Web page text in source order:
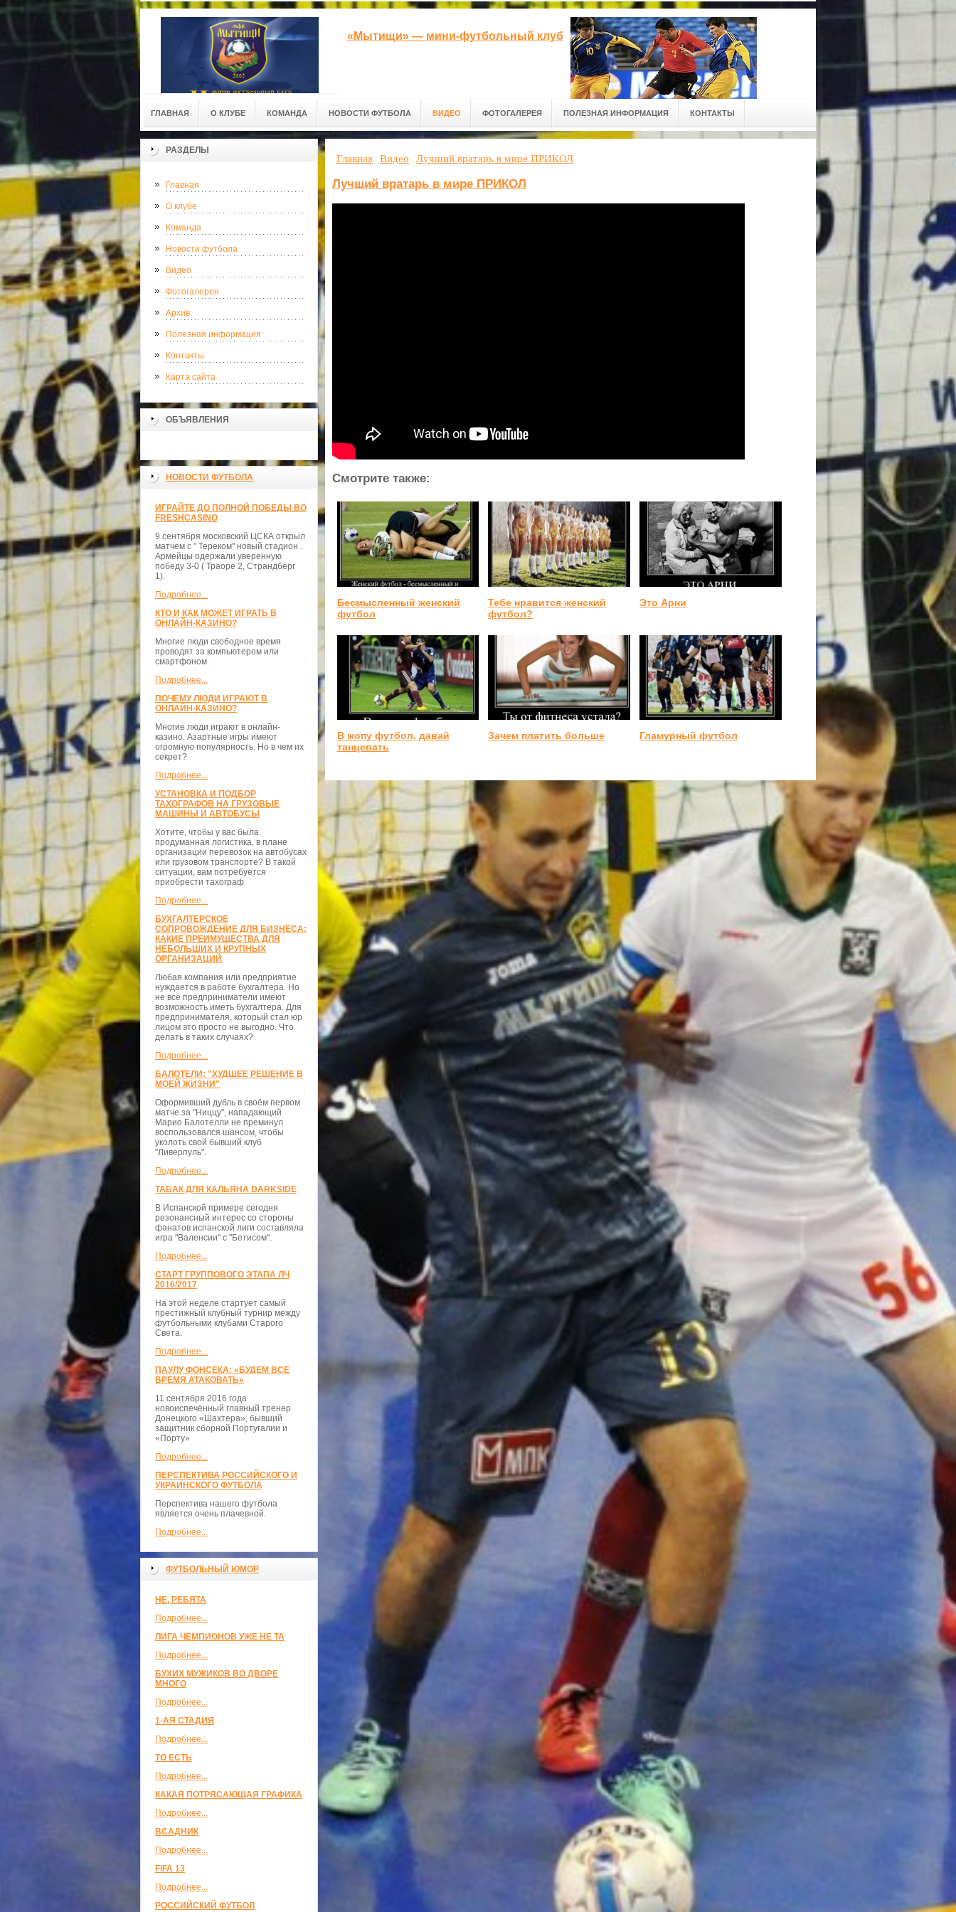
«Мытищи» — мини-футбольный клуб
ГЛАВНАЯ О КЛУБЕ КОМАНДА НОВОСТИ ФУТБОЛА ВИДЕО ФОТОГАЛЕРЕЯ ПОЛЕЗНАЯ ИНФОРМАЦИЯ КОНТАКТЫ
РАЗДЕЛЫ
Главная
О клубе
Команда
Новости футбола
Видео
Фотогалерея
Архив
Полезная информация
Контакты
Карта сайта
ОБЪЯВЛЕНИЯ
НОВОСТИ ФУТБОЛА
ИГРАЙТЕ ДО ПОЛНОЙ ПОБЕДЫ ВО
FRESHCASINO
9 сентября московский ЦСКА открыл
матчем с " Тереком" новый стадион .
Армейцы одержали уверенную
победу 3-0 ( Траоре 2, Страндберг
1).
Подробнее...
КТО И КАК МОЖЕТ ИГРАТЬ В
ОНЛАЙН-КАЗИНО?
Многие люди свободное время
проводят за компьютером или
смартфоном.
Подробнее...
ПОЧЕМУ ЛЮДИ ИГРАЮТ В
ОНЛАЙН-КАЗИНО?
Многие люди играют в онлайн-
казино. Азартные игры имеют
огромную популярность. Но в чем их
секрет?
Подробнее...
УСТАНОВКА И ПОДБОР
ТАХОГРАФОВ НА ГРУЗОВЫЕ
МАШИНЫ И АВТОБУСЫ
Хотите, чтобы у вас была
продуманная логистика, в плане
организации перевозок на автобусах
или грузовом транспорте? В такой
ситуации, вам потребуется
приобрести тахограф
Подробнее...
БУХГАЛТЕРСКОЕ
СОПРОВОЖДЕНИЕ ДЛЯ БИЗНЕСА:
КАКИЕ ПРЕИМУЩЕСТВА ДЛЯ
НЕБОЛЬШИХ И КРУПНЫХ
ОРГАНИЗАЦИЙ
Любая компания или предприятие
нуждается в работе бухгалтера. Но
не все предприниматели имеют
возможность иметь бухгалтера. Для
предпринимателя, который стал юр
лицом это просто не выгодно. Что
делать в таких случаях?
Подробнее...
БАЛОТЕЛИ: "ХУДШЕЕ РЕШЕНИЕ В
МОЕЙ ЖИЗНИ"
Оформивший дубль в своём первом
матче за "Ниццу", нападающий
Марио Балотелли не преминул
воспользовался шансом, чтобы
уколоть свой бывший клуб
"Ливерпуль".
Подробнее...
ТАБАК ДЛЯ КАЛЬЯНА DARKSIDE
В Испанской примере сегодня
резонансный интерес со стороны
фанатов испанской лиги составляла
игра "Валенсии" с "Бетисом".
Подробнее...
СТАРТ ГРУППОВОГО ЭТАПА ЛЧ
2016/2017
На этой неделе стартует самый
престижный клубный турнир между
футбольными клубами Старого
Света.
Подробнее...
ПАУЛУ ФОНСЕКА: «БУДЕМ ВСЕ
ВРЕМЯ АТАКОВАТЬ»
11 сентября 2016 года
новоиспечённый главный тренер
Донецкого «Шахтера», бывший
защитник сборной Португалии и
«Порту»
Подробнее...
ПЕРСПЕКТИВА РОССИЙСКОГО И
УКРАИНСКОГО ФУТБОЛА
Перспектива нашего футбола
является очень плачевной.
Подробнее...
ФУТБОЛЬНЫЙ ЮМОР
НЕ, РЕБЯТА
Подробнее...
ЛИГА ЧЕМПИОНОВ УЖЕ НЕ ТА
Подробнее...
БУХИХ МУЖИКОВ ВО ДВОРЕ
МНОГО
Подробнее...
1-АЯ СТАДИЯ
Подробнее...
ТО ЕСТЬ
Подробнее...
КАКАЯ ПОТРЯСАЮЩАЯ ГРАФИКА
Подробнее...
ВСАДНИК
Подробнее...
FIFA 13
Подробнее...
РОССИЙСКИЙ ФУТБОЛ
Главная Видео Лучший вратарь в мире ПРИКОЛ
Лучший вратарь в мире ПРИКОЛ
Смотрите также:
Бесмысленный женский
футбол
Тебе нравится женский
футбол?
Это Арни
В жопу футбол, давай
танцевать
Зачем платить больше Гламурный футбол